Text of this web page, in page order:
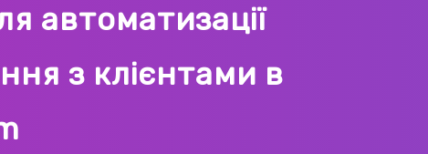
автоматизації
з клієнтами в